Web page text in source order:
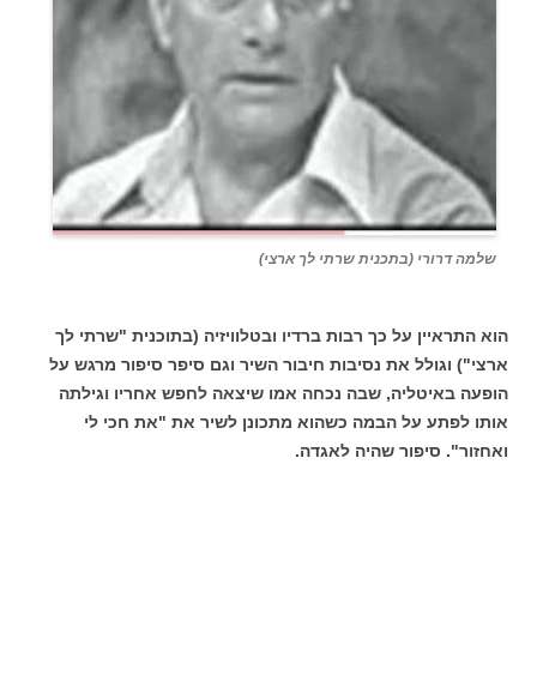
שלמה דרורי (בתכנית שרתי לך ארצי)
הוא התראיין על כך רבות ברדיו ובטלוויזיה (בתוכנית "שרתי לך
ארצי") וגולל את נסיבות חיבור השיר וגם סיפר סיפור מרגש על
הופעה באיטליה, שבה נכחה אמו שיצאה לחפש אחריו וגילתה
אותו לפתע על הבמה כשהוא מתכונן לשיר את "את חכי לי
ואחזור". סיפור שהיה לאגדה.